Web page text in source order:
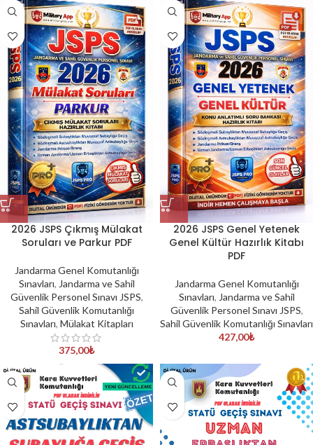
2026 JSPS Çıkmış Mülakat
Soruları ve Parkur PDF
Jandarma Genel Komutanlığı
Sınavları, Jandarma ve Sahil
Güvenlik Personel Sınavı JSPS,
Sahil Güvenlik Komutanlığı
Sınavları, Mülakat Kitapları
375,00₺
2026 JSPS Genel Yetenek
Genel Kültür Hazırlık Kitabı
PDF
Jandarma Genel Komutanlığı
Sınavları, Jandarma ve Sahil
Güvenlik Personel Sınavı JSPS,
Sahil Güvenlik Komutanlığı Sınavları
427,00₺